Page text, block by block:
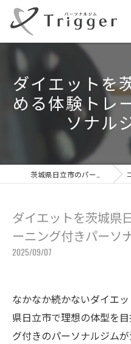
ダイエットを
める体験トレ
ソナル
コ
ダイエットを茨城県
ーニング付きパーソ
2025/09/07
なかなか続かないダイエ
県日立市で理想の体型を
グ付きのパーソナルジム